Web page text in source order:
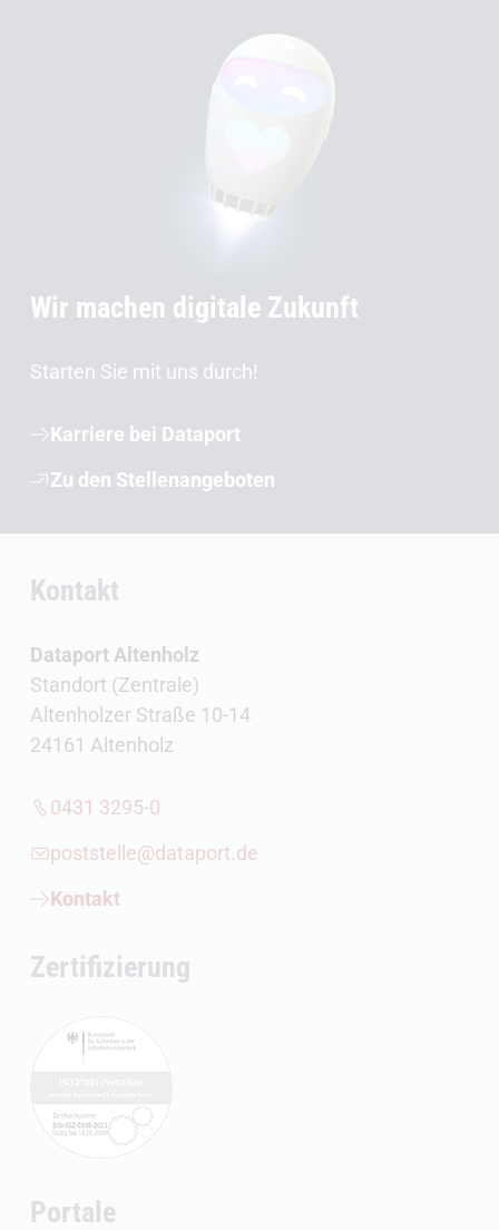
Wir machen digitale Zukunft
Starten Sie mit uns durch!
Karriere bei Dataport
Zu den Stellenangeboten
Kontakt
Dataport Altenholz
Standort (Zentrale)
Altenholzer Straße 10-14
24161 Altenholz
0431 3295-0
poststelle@dataport.de
Kontakt
Zertifizierung
Portale